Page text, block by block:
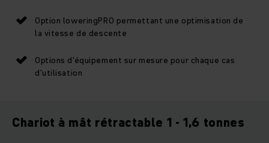
Option loweringPRO permettant une optimisation de
la vitesse de descente
Options d'équipement sur mesure pour chaque cas
d’utilisation
Chariot à mât rétractable 1 - 1,6 tonnes